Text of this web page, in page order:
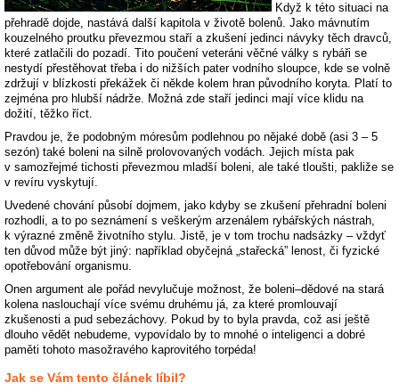
Když k této situaci na
přehradě dojde, nastává další kapitola v životě bolenů. Jako mávnutím
kouzelného proutku převezmou staří a zkušení jedinci návyky těch dravců,
které zatlačili do pozadí. Tito poučení veteráni věčné války s rybáři se
nestydí přestěhovat třeba i do nižších pater vodního sloupce, kde se volně
zdržují v blízkosti překážek či někde kolem hran původního koryta. Platí to
zejména pro hlubší nádrže. Možná zde staří jedinci mají více klidu na
dožití, těžko říct.
Pravdou je, že podobným móresům podlehnou po nějaké době (asi 3 – 5
sezón) také boleni na silně prolovovaných vodách. Jejich místa pak
v samozřejmé tichosti převezmou mladší boleni, ale také tloušti, pakliže se
v revíru vyskytují.
Uvedené chování působí dojmem, jako kdyby se zkušení přehradní boleni
rozhodli, a to po seznámení s veškerým arzenálem rybářských nástrah,
k výrazné změně životního stylu. Jistě, je v tom trochu nadsázky – vždyť
ten důvod může být jiný: například obyčejná „stařecká” lenost, či fyzické
opotřebování organismu.
Onen argument ale pořád nevylučuje možnost, že boleni–dědové na stará
kolena naslouchají více svému druhému já, za které promlouvají
zkušenosti a pud sebezáchovy. Pokud by to byla pravda, což asi ještě
dlouho vědět nebudeme, vypovídalo by to mnohé o inteligenci a dobré
paměti tohoto masožravého kaprovitého torpéda!
Jak se Vám tento článek líbil?